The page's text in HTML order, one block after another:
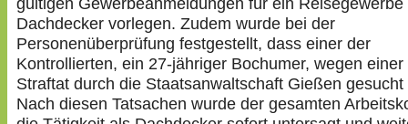
Dachdecker vorlegen. Zudem wurde bei der
Personenüberprüfung festgestellt, dass einer der
Kontrollierten, ein 27-jähriger Bochumer, wegen
Straftat durch die Staatsanwaltschaft Gießen gesucht
Nach diesen Tatsachen wurde der gesamten